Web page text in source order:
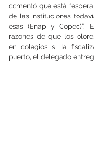
comentó que está
de las instituciones
esas (Enap y Copec)”.
razones de que los
en colegios si la
puerto, el delegado